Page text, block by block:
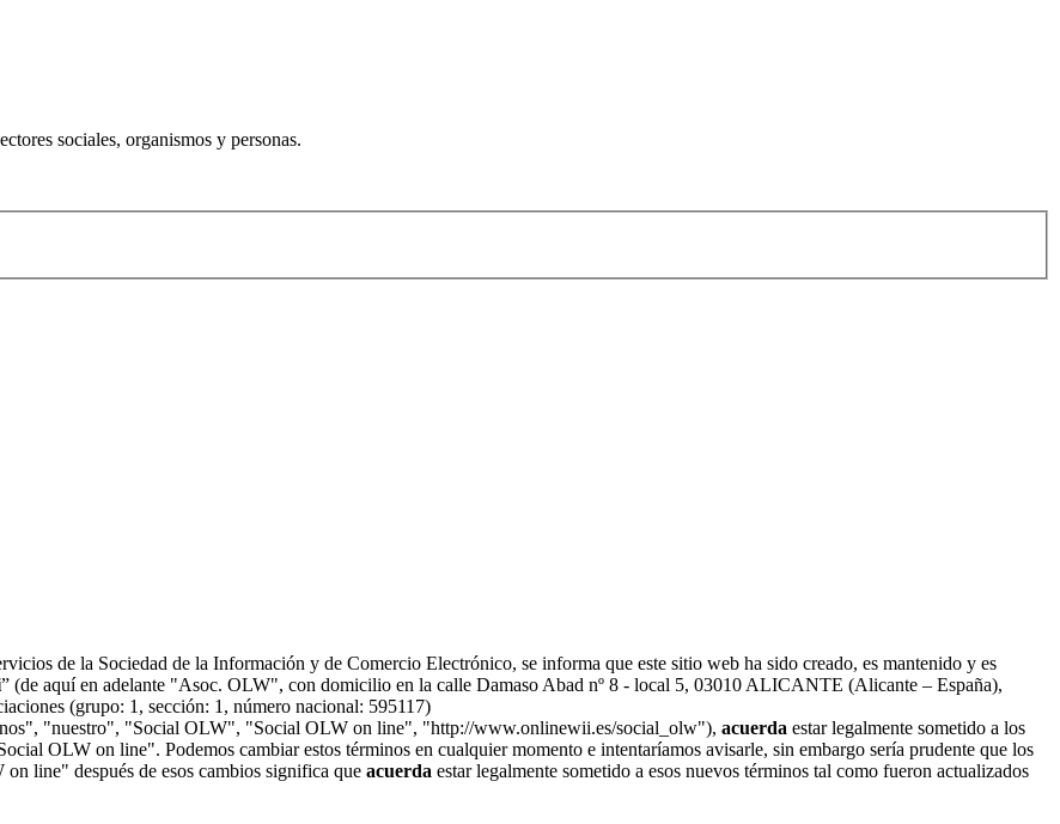
sociales, organismos y personas.
de la Sociedad de la Información y de Comercio Electrónico, se informa que este sitio web ha sido creado, es mantenido y es
” (de aquí en adelante "Asoc. OLW", con domicilio en la calle Damaso Abad nº 8 - local 5, 03010 ALICANTE (Alicante – España),
(grupo: 1, sección: 1, número nacional: 595117)
"nuestro", "Social OLW", "Social OLW on line", "http://www.onlinewii.es/social_olw"), acuerda estar legalmente sometido a los
OLW on line". Podemos cambiar estos términos en cualquier momento e intentaríamos avisarle, sin embargo sería prudente que los
line" después de esos cambios significa que acuerda estar legalmente sometido a esos nuevos términos tal como fueron actualizados